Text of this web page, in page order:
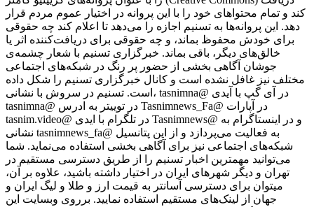
کند و تمام محتواهای خود را با این پروانه در اختیار عموم مردم قرار
دهد. این پروانه‌ها به تسنیم اجازه را می‌دهد تا اعلام کند چه حقوقی
برای خودش محفوظ بماند، و چه حقوقی برای دریافت‌کننده اثر یا
خالق‌های دیگر، باقی بماند. خبرگزاری تسنیم با شعار چشمه‌ی
جوشان آگاهی بخشی از حضور پر رنگ در شبکه‌های اجتماعی
مختلف نیز غافل نشده است و کانال خبرگزاری تسنیم را شکل داده
است. تسنیم در سروش با نشانی، tasnimna@ در آی گپ با آیدی
tasnimna@ در توییتر به ادرس Tasnimnews_Fa@ در آپارات
tasnim.video@ در تلگرام با ایدی Tasnimnews@ و در اینستاگرام به
نشانی tasnimnews_fa@ به فعالیت می‌پردازد و از این پتانسیل
شبکه‌های اجتماعی نیز برای آگاهی بخشی استفاده می‌نماید. شما
می‌توانید مهمترین اخبار تسنیم را از طریق دسترسی مستقیم در
تهران و دیگر شهرهای ایران در اختیار داشته باشید، علاوه بر آن،
میتوان برای دسترسی آسانتر به قیمت ارز و طلا و لیگ ایران و
جهان از لینک‌های مستقیم استفاده نمایید. برروی وبسایت این